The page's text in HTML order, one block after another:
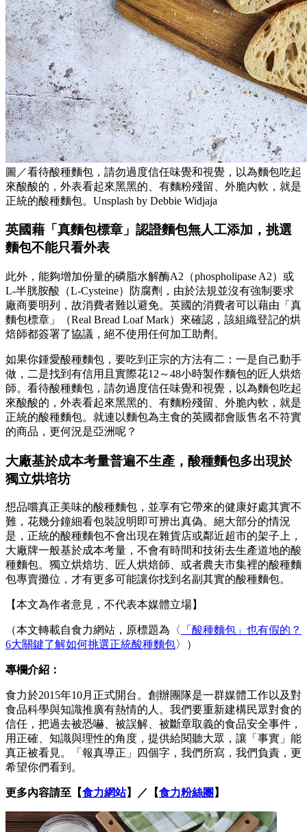
圖／看待酸種麵包，請勿過度信任味覺和視覺，以為麵包吃起
來酸酸的，外表看起來黑黑的、有麵粉殘留、外脆內軟，就是
正統的酸種麵包。Unsplash by Debbie Widjaja
英國藉「真麵包標章」認證麵包無人工添加，挑選
麵包不能只看外表
此外，能夠增加份量的磷脂水解酶A2（phospholipase A2）或
L-半胱胺酸（L-Cysteine）防腐劑，由於法規並沒有強制要求
廠商要明列，故消費者難以避免。英國的消費者可以藉由「真
麵包標章」（Real Bread Loaf Mark）來確認，該組織登記的烘
焙師都簽署了協議，絕不使用任何加工助劑。
如果你鍾愛酸種麵包，要吃到正宗的方法有二：一是自己動手
做，二是找到有信用且實際花12～48小時製作麵包的匠人烘焙
師。看待酸種麵包，請勿過度信任味覺和視覺，以為麵包吃起
來酸酸的，外表看起來黑黑的、有麵粉殘留、外脆內軟，就是
正統的酸種麵包。就連以麵包為主食的英國都會販售名不符實
的商品，更何況是亞洲呢？
大廠基於成本考量普遍不生產，酸種麵包多出現於
獨立烘培坊
想品嚐真正美味的酸種麵包，並享有它帶來的健康好處其實不
難，花幾分鐘細看包裝說明即可辨出真偽。絕大部分的情況
是，正統的酸種麵包不會出現在雜貨店或鄰近超市的架子上，
大廠牌一般基於成本考量，不會有時間和技術去生產道地的酸
種麵包。獨立烘焙坊、匠人烘焙師、或者農夫市集裡的酸種麵
包專賣攤位，才有更多可能讓你找到名副其實的酸種麵包。
【本文為作者意見，不代表本媒體立場】
（本文轉載自食力網站，原標題為〈
「酸種麵包」也有假的？
6大關鍵了解如何挑選正統酸種麵包〉）
專欄介紹：
食力於2015年10月正式開台。創辦團隊是一群媒體工作以及對
食品科學與知識推廣有熱情的人。我們要重新建構民眾對食的
信任，把過去被恐嚇、被誤解、被斷章取義的食品安全事件，
用正確、知識與理性的角度，提供給閱聽大眾，讓「事實」能
真正被看見。「報真導正」四個字，我們所寫，我們負責，更
希望你們看到。
更多內容請至【食力網站】／【食力粉絲團 】